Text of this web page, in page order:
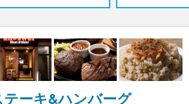
テーキ&ハンバーグ